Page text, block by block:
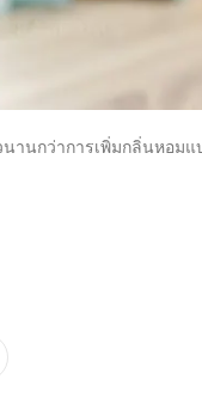
านกว่าการเพิ่มกลิ่นหอม